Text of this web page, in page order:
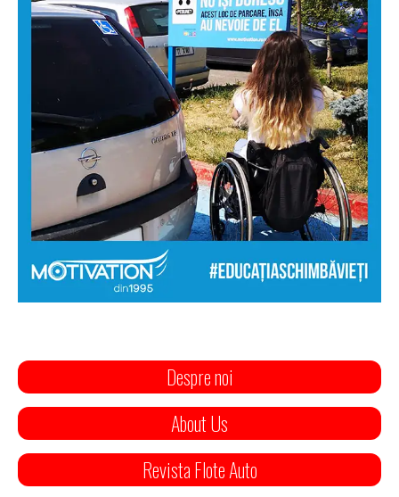
Despre noi
About Us
Revista Flote Auto